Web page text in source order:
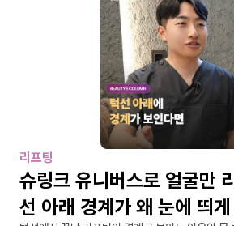
리프팅
슈링크 유니버스로 얼굴만
선 아래 경계가 왜 눈에 띄